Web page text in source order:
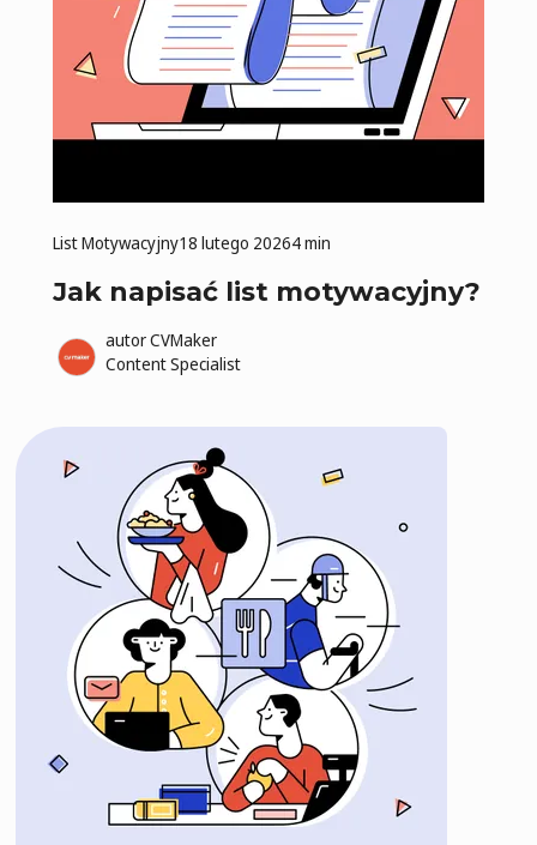
Jak napisać list motywacyjny?
List Motywacyjny18 lutego 20264 min
autorCVMaker
Content Specialist